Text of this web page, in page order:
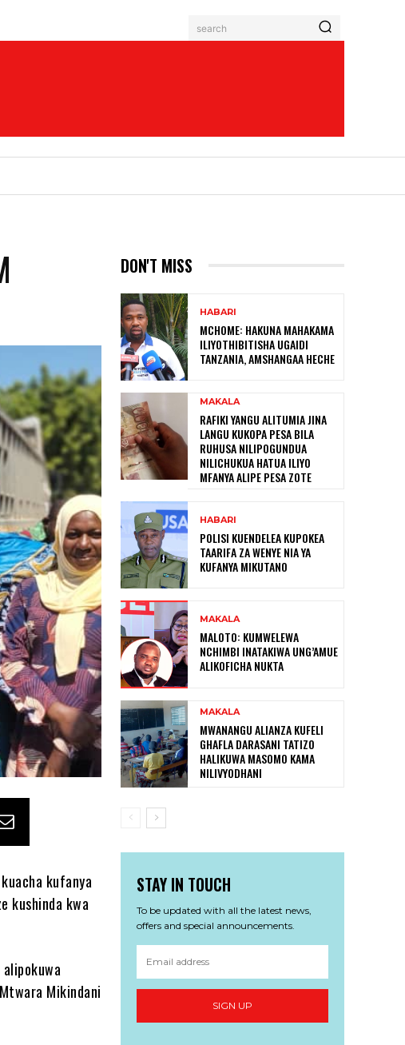
search
kufanya
kushinda kwa
Mikindani
DON'T MISS
HABARI
MCHOME: HAKUNA MAHAKAMA
ILIYOTHIBITISHA UGAIDI
TANZANIA, AMSHANGAA HECHE
MAKALA
RAFIKI YANGU ALITUMIA JINA
LANGU KUKOPA PESA BILA
RUHUSA NILIPOGUNDUA
NILICHUKUA HATUA ILIYO
MFANYA ALIPE PESA ZOTE
HABARI
POLISI KUENDELEA KUPOKEA
TAARIFA ZA WENYE NIA YA
KUFANYA MIKUTANO
MAKALA
MALOTO: KUMWELEWA
NCHIMBI INATAKIWA UNG’AMUE
ALIKOFICHA NUKTA
MAKALA
MWANANGU ALIANZA KUFELI
GHAFLA DARASANI TATIZO
HALIKUWA MASOMO KAMA
NILIVYODHANI
STAY IN TOUCH
To be updated with all the latest news,
offers and special announcements.
SIGN UP